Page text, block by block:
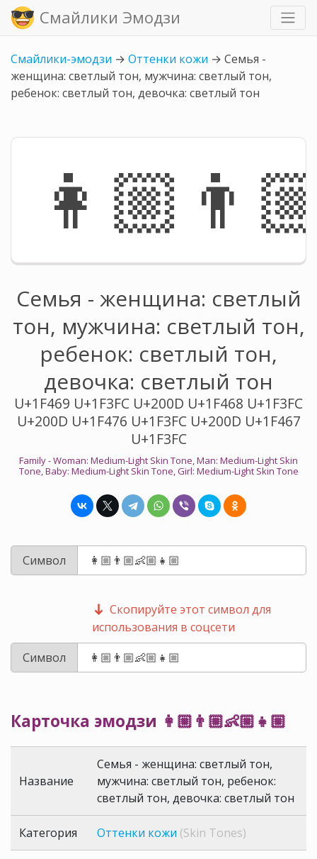
Смайлики Эмодзи
Смайлики-эмодзи → Оттенки кожи → Семья -
женщина: светлый тон, мужчина: светлый тон,
ребенок: светлый тон, девочка: светлый тон
Семья - женщина: светлый
тон, мужчина: светлый тон,
ребенок: светлый тон,
девочка: светлый тон
U+1F469 U+1F3FC U+200D U+1F468 U+1F3FC
U+200D U+1F476 U+1F3FC U+200D U+1F467
U+1F3FC
Family - Woman: Medium-Light Skin Tone, Man: Medium-Light Skin
Tone, Baby: Medium-Light Skin Tone, Girl: Medium-Light Skin Tone
Символ
Скопируйте этот символ для
использования в соцсети
Символ
Карточка эмодзи 👩🏼‍👨🏼‍👶🏼‍👧🏼
Название
Семья - женщина: светлый тон,
мужчина: светлый тон, ребенок:
светлый тон, девочка: светлый тон
Категория Оттенки кожи (Skin Tones)